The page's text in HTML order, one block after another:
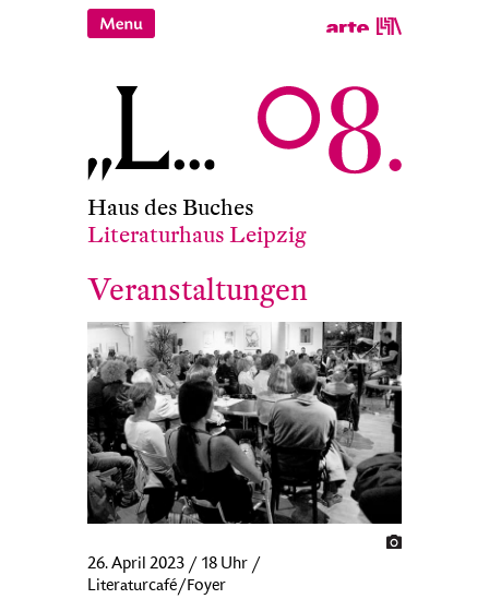
Haus des Buches
Literaturhaus Leipzig
Veranstaltungen
26. April 2023 / 18 Uhr /
Literaturcafé/Foyer